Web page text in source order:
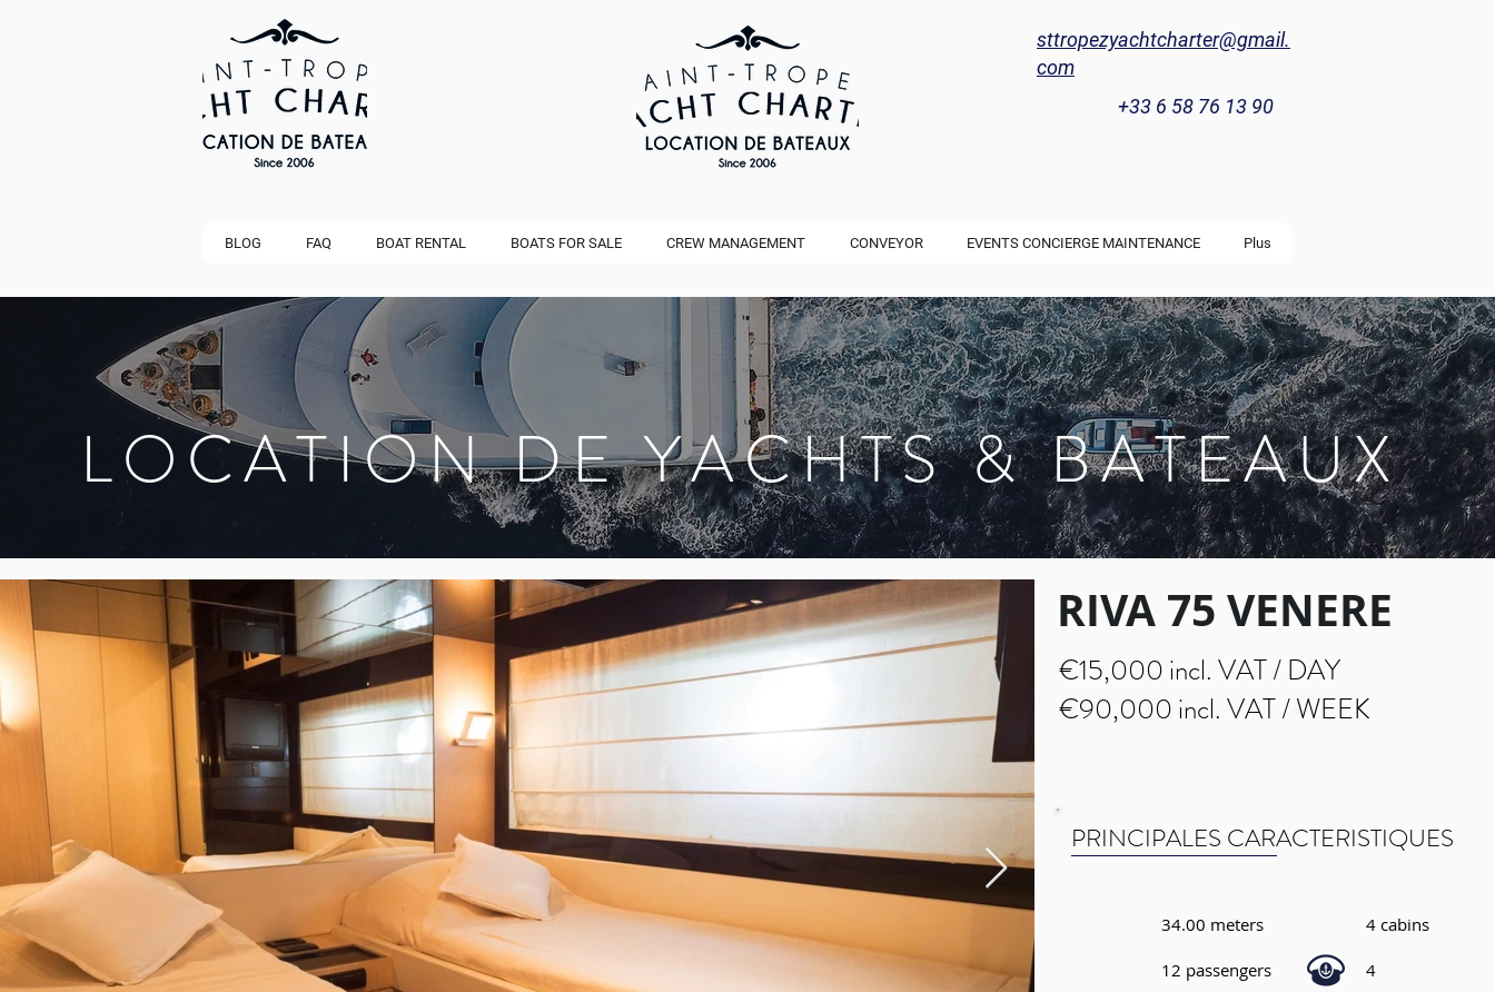
sttropezyachtcharter@gmail.
com
+33 6 58 76 13 90
BLOG FAQ BOAT RENTAL BOATS FOR SALE CREW MANAGEMENT CONVEYOR EVENTS CONCIERGE MAINTENANCE Plus
LOCATION DE YACHTS & BATEAUX
RIVA 75 VENERE
€15,000 incl. VAT / DAY
€90,000 incl. VAT / WEEK
PRINCIPALES CARACTERISTIQUES
34.00 meters
12 passengers
4 cabins
4